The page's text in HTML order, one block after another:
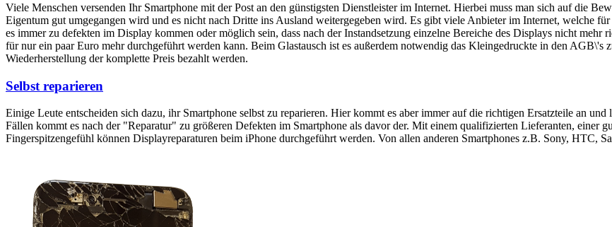
Viele Menschen versenden Ihr Smartphone mit der Post an den günstigsten Dienstleister im Internet. Hierbei muss man sich auf die
Eigentum gut umgegangen wird und es nicht nach Dritte ins Ausland weitergegeben wird. Es gibt viele Anbieter im Internet, welche
es immer zu defekten im Display kommen oder möglich sein, dass nach der Instandsetzung einzelne Bereiche des Displays nicht
für nur ein paar Euro mehr durchgeführt werden kann. Beim Glastausch ist es außerdem notwendig das Kleingedruckte in den AGB\'s
Wiederherstellung der komplette Preis bezahlt werden.
Selbst reparieren
Einige Leute entscheiden sich dazu, ihr Smartphone selbst zu reparieren. Hier kommt es aber immer auf die richtigen Ersatzteile an
Fällen kommt es nach der "Reparatur" zu größeren Defekten im Smartphone als davor der. Mit einem qualifizierten Lieferanten, einer
Fingerspitzengefühl können Displayreparaturen beim iPhone durchgeführt werden. Von allen anderen Smartphones z.B. Sony, HTC,